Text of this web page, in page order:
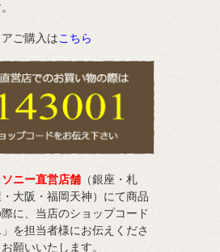
ご購入はこちら
ソニー直営店舗 （銀座・札
大阪・福岡天神）にて商品
に、当店のショップコード
」を担当者様にお伝えくださ
願いいたします。